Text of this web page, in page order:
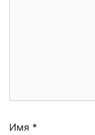
Имя *